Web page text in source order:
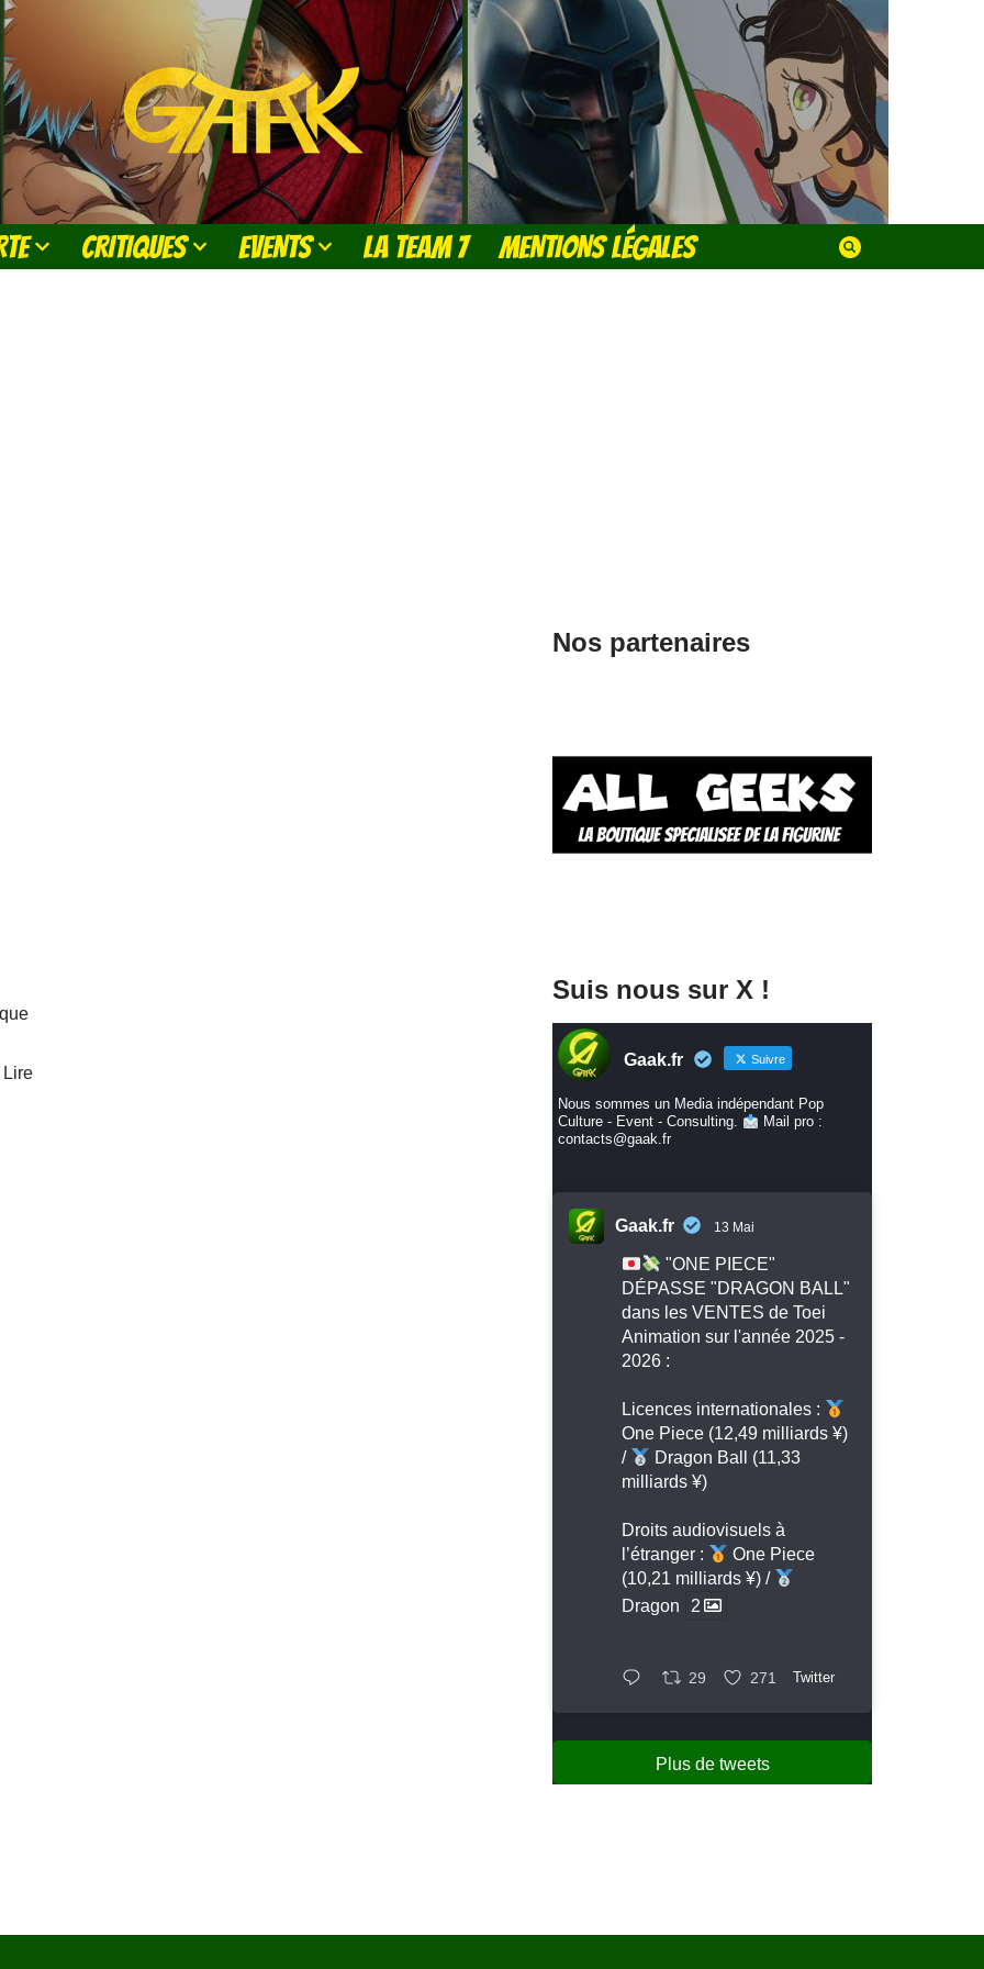
CRITIQUES EVENTS LA TEAM 7 MENTIONS LÉGALES
Lire
Nos partenaires
Suis nous sur X !
Gaak.fr Suivre
Nous sommes un Media indépendant Pop
Culture - Event - Consulting.
Mail pro :
contacts@gaak.fr
Gaak.fr 13 Mai
"ONE PIECE"
DÉPASSE "DRAGON BALL"
dans les VENTES de Toei
Animation sur l'année 2025 -
2026 :
Licences internationales :
One Piece (12,49 milliards ¥)
/
Dragon Ball (11,33
milliards ¥)
Droits audiovisuels à
l’étranger :
One Piece
(10,21 milliards ¥) /
Dragon
2
29 271 Twitter
Plus de tweets